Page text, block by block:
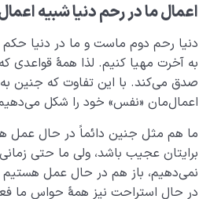
اعمال ما در رحم دنیاشبیه
دنیا رحم دوم ماست و ما در دنیا حکم
به آخرت مهیا کنیم. لذا همۀ قواعدی
صدق می‌کند. با این تفاوت که جنین
اعمال‌مان «نفس» خود را شکل
ما هم مثل جنین دائماً در حال
برایتان عجیب باشد، ولی ما حتی
نمی‌دهیم، باز هم در حال عمل
در حال استراحت نیز همۀ حواس ما